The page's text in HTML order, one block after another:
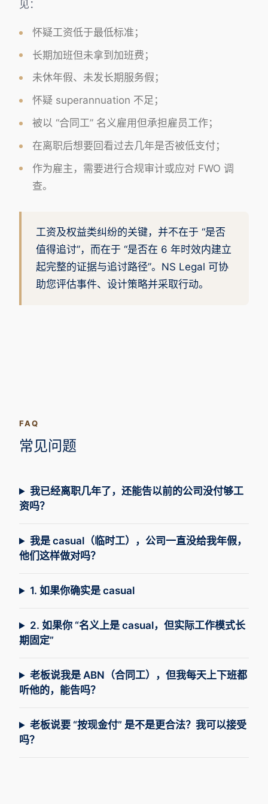
见：
怀疑工资低于最低标准；
长期加班但未拿到加班费；
未休年假、未发长期服务假；
怀疑 superannuation 不足；
被以 “合同工” 名义雇用但承担雇员工作；
在离职后想要回看过去几年是否被低支付；
作为雇主，需要进行合规审计或应对 FWO 调
查。
工资及权益类纠纷的关键，并不在于 “是否
值得追讨”，而在于 “是否在 6 年时效内建立
起完整的证据与追讨路径”。NS Legal 可协
助您评估事件、设计策略并采取行动。
FAQ
常见问题
我已经离职几年了，还能告以前的公司没付够工
资吗？
我是 casual（临时工），公司一直没给我年假，
他们这样做对吗？
1. 如果你确实是 casual
2. 如果你 “名义上是 casual，但实际工作模式长
期固定”
老板说我是 ABN（合同工），但我每天上下班都
听他的，能告吗？
老板说要 “按现金付” 是不是更合法？我可以接受
吗？